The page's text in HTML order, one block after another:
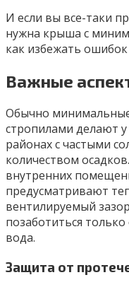
И если вы все-таки
нужна крыша с
как избежать ошибок
Важные
Обычно
стропилами делают
районах с частыми
количеством
внутренних
предусматривают
вентилируемый
позаботиться
вода.
Защита от